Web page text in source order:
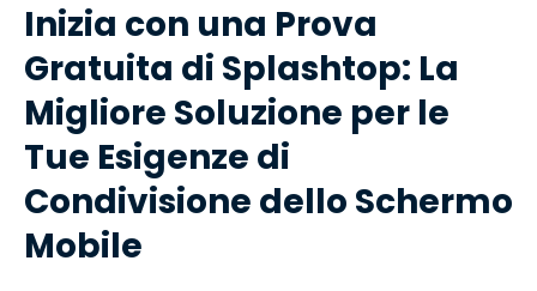
Inizia con una Prova
Gratuita di Splashtop: La
Migliore Soluzione per le
Tue Esigenze di
Condivisione dello Schermo
Mobile